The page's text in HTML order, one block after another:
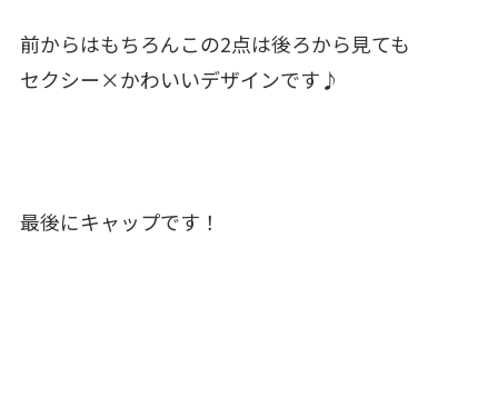
前からはもちろんこの2点は後ろから見ても
セクシー×かわいいデザインです♪
最後にキャップです！